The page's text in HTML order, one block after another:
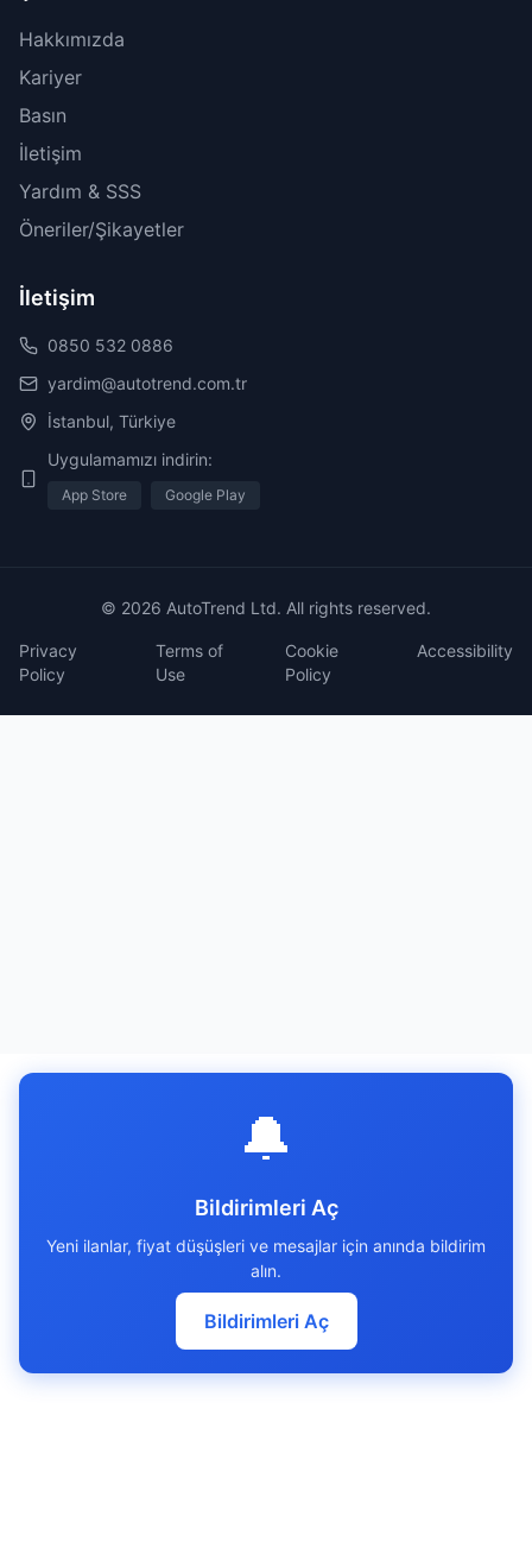
Hakkımızda
Kariyer
Basın
İletişim
Yardım & SSS
Öneriler/Şikayetler
İletişim
0850 532 0886
yardim@autotrend.com.tr
İstanbul, Türkiye
Uygulamamızı indirin:
App Store Google Play
© 2026 AutoTrend Ltd. All rights reserved.
Privacy
Policy
Terms of
Use
Cookie
Policy
Accessibility
🔔
Bildirimleri Aç
Yeni ilanlar, fiyat düşüşleri ve mesajlar için anında bildirim
alın.
Bildirimleri Aç